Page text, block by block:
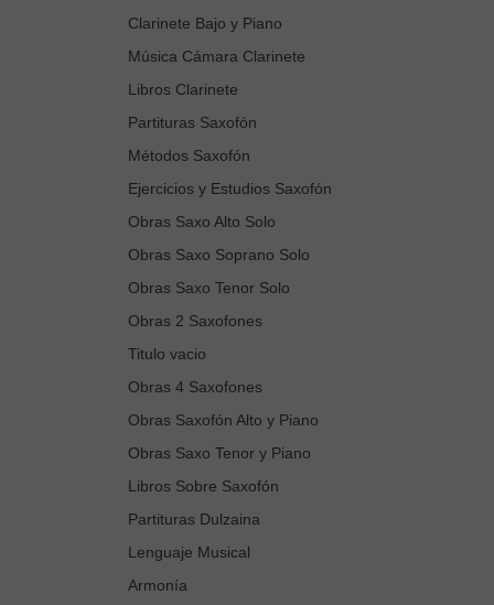
Clarinete Bajo y Piano
Música Cámara Clarinete
Libros Clarinete
Partituras Saxofón
Métodos Saxofón
Ejercicios y Estudios Saxofón
Obras Saxo Alto Solo
Obras Saxo Soprano Solo
Obras Saxo Tenor Solo
Obras 2 Saxofones
Titulo vacio
Obras 4 Saxofones
Obras Saxofón Alto y Piano
Obras Saxo Tenor y Piano
Libros Sobre Saxofón
Partituras Dulzaina
Lenguaje Musical
Armonía